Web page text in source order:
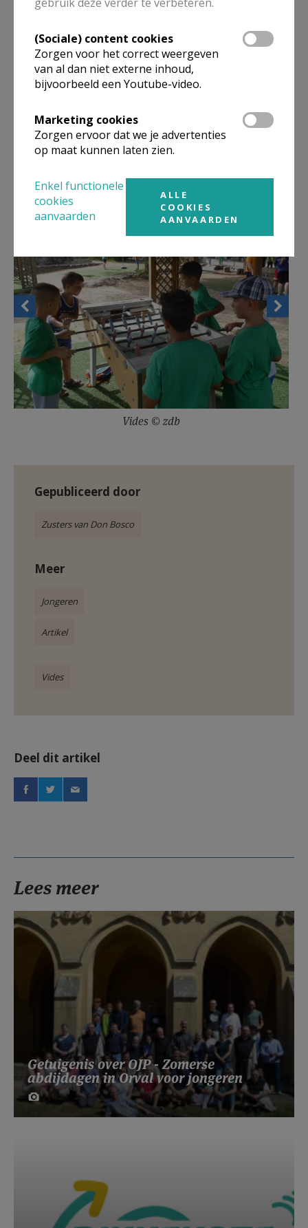
recht op een menswaardig leven dan hen?
Ben jij volgende zomer tussen de 18 en 30 jaar en
heb jij zin in deze ervaring of ken je zo iemand?
Artikel: zr Lies De Soete
Vides © zdb
Gepubliceerd door
Zusters van Don Bosco
Meer
Jongeren
Artikel
Vides
Deel dit artikel
Lees meer
Getuigenis over OJP - Zomerse
abdijdagen in Orval voor jongeren
(Sociale) content cookies
Zorgen voor het correct weergeven
van al dan niet externe inhoud,
bijvoorbeeld een Youtube-video.
Marketing cookies
Zorgen ervoor dat we je advertenties
op maat kunnen laten zien.
Enkel functionele
cookies
aanvaarden
ALLE
COOKIES
AANVAARDEN